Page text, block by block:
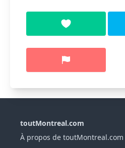
toutMontreal.com
À propos de toutMontreal.com